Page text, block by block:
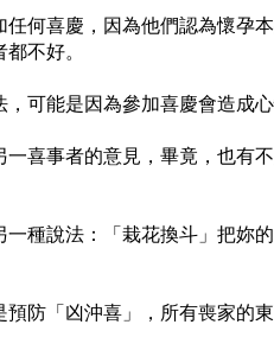
任何喜慶，因為他們認為懷孕
不好。
，可能是因為參加喜慶會造成
一喜事者的意見，畢竟，也有
種說法：「栽花換斗」把妳的
防「 凶沖喜」，所有喪家的